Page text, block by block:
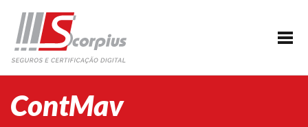
HOME
EMPRESA
AGENDAMENTO
ContMav